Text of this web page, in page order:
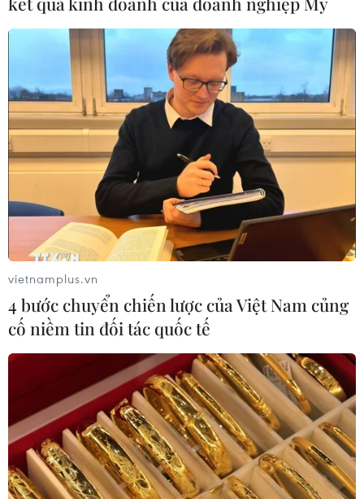
TIN CÙNG CHUYÊN MỤC
Tổng thống Iran nhấn mạnh Tehran
sẽ không bị ép buộc phải đầu hàng
08/08/2026 11:51
Mỹ có đang chuẩn bị một
chiến lược mới nhằm vào Iran?
Mỹ can thiệp khẩn cấp, ngăn
Israel mở rộng đòn trừng phạt
Hezbollah
vietnamplus.vn
4 bước chuyển chiến lược của Việt Nam củng
cố niềm tin đối tác quốc tế